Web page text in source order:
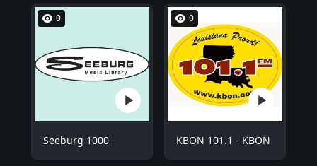
0
Seeburg 1000
0
KBON 101.1 - KBON